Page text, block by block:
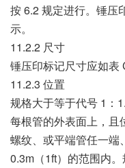
按 6.2 规定进行。锤压
示。
11.2.2 尺寸
锤压印标记尺寸应如表
11.2.3 位置
规格大于等于代号 1：
每根管的外表面上，且
螺纹、或平端管任一端
0.3m（1ft）的范围内